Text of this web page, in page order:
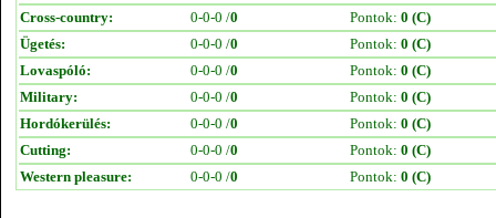
Cross-country:
0-0-0 /0 Pontok: 0 (C)
Ügetés:
0-0-0 /0 Pontok: 0 (C)
Lovaspóló:
0-0-0 /0 Pontok: 0 (C)
Military:
0-0-0 /0 Pontok: 0 (C)
Hordókerülés:
0-0-0 /0 Pontok: 0 (C)
Cutting:
0-0-0 /0 Pontok: 0 (C)
Western pleasure:
0-0-0 /0 Pontok: 0 (C)